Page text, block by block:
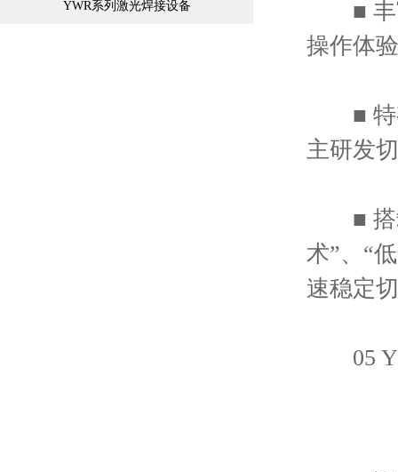
YWR系列激光焊接设备
■ 丰富
操作体
■ 特有
主研发
■ 搭载
术”、“
速稳定
05